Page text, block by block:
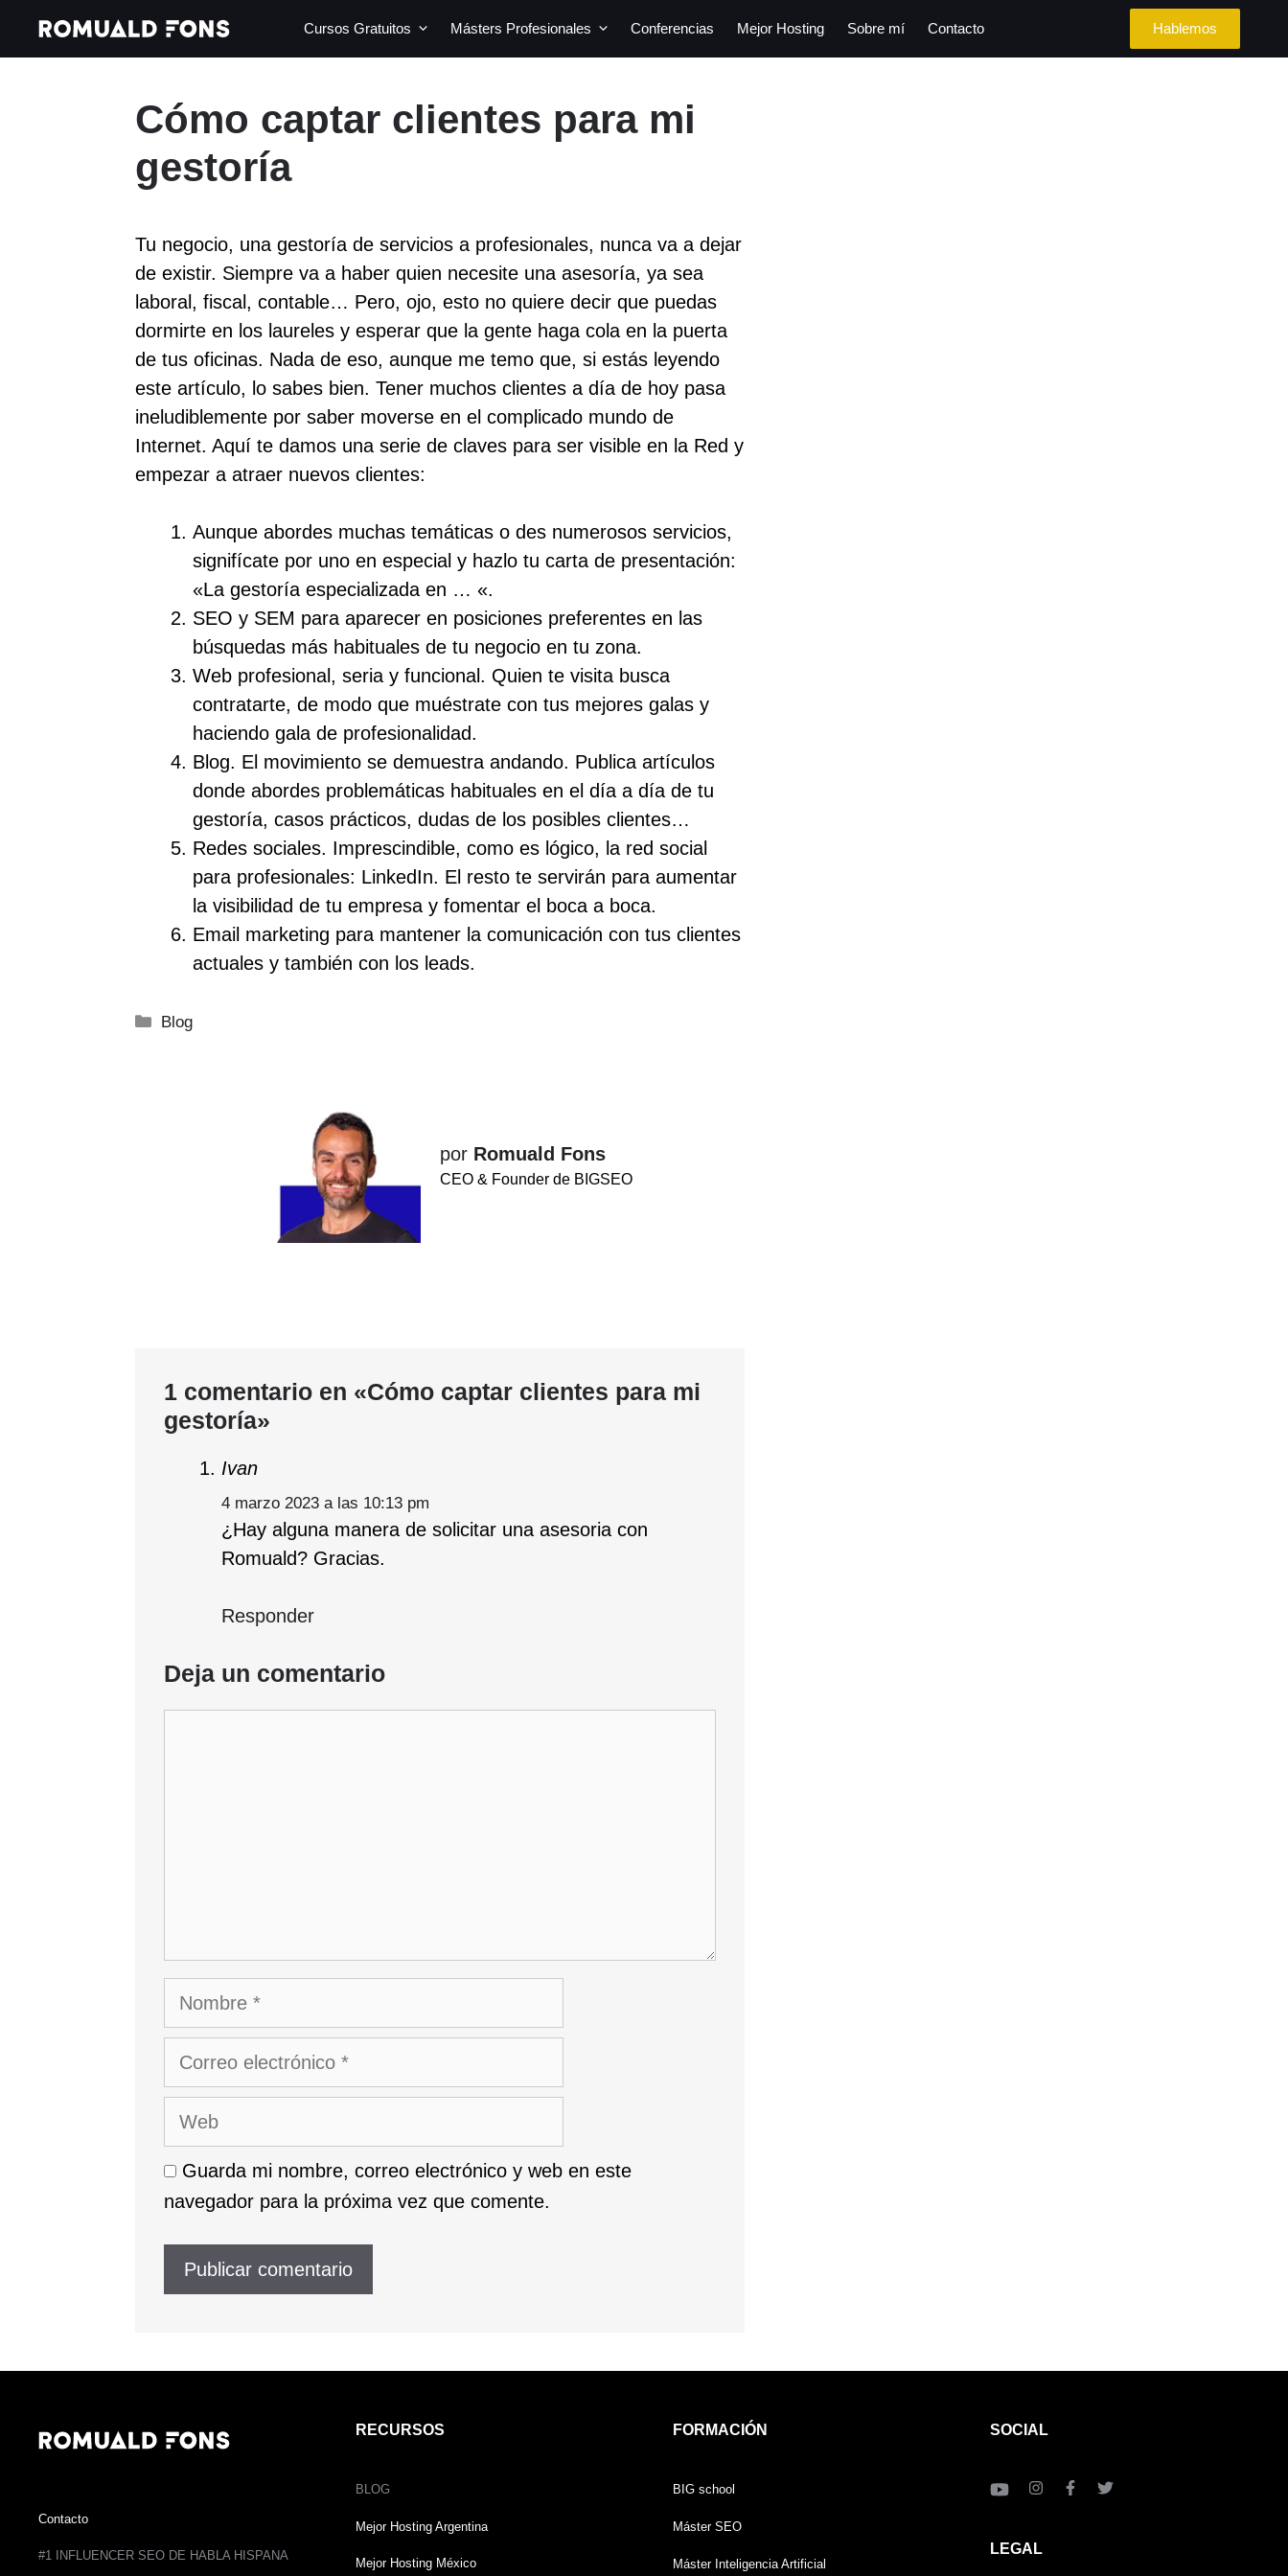
Cursos Gratuitos Másters Profesionales Conferencias Mejor Hosting Sobre mí Contacto Hablemos
Cómo captar clientes para mi
gestoría
Tu negocio, una gestoría de servicios a profesionales, nunca va a dejar
de existir. Siempre va a haber quien necesite una asesoría, ya sea
laboral, fiscal, contable… Pero, ojo, esto no quiere decir que puedas
dormirte en los laureles y esperar que la gente haga cola en la puerta
de tus oficinas. Nada de eso, aunque me temo que, si estás leyendo
este artículo, lo sabes bien. Tener muchos clientes a día de hoy pasa
ineludiblemente por saber moverse en el complicado mundo de
Internet. Aquí te damos una serie de claves para ser visible en la Red y
empezar a atraer nuevos clientes:
Aunque abordes muchas temáticas o des numerosos servicios,
signifícate por uno en especial y hazlo tu carta de presentación:
«La gestoría especializada en … «.
SEO y SEM para aparecer en posiciones preferentes en las
búsquedas más habituales de tu negocio en tu zona.
Web profesional, seria y funcional. Quien te visita busca
contratarte, de modo que muéstrate con tus mejores galas y
haciendo gala de profesionalidad.
Blog. El movimiento se demuestra andando. Publica artículos
donde abordes problemáticas habituales en el día a día de tu
gestoría, casos prácticos, dudas de los posibles clientes…
Redes sociales. Imprescindible, como es lógico, la red social
para profesionales: LinkedIn. El resto te servirán para aumentar
la visibilidad de tu empresa y fomentar el boca a boca.
Email marketing para mantener la comunicación con tus clientes
actuales y también con los leads.
Categorías
Blog
por Romuald Fons
CEO & Founder de BIGSEO
1 comentario en «Cómo captar clientes para mi
gestoría»
Ivan
4 marzo 2023 a las 10:13 pm
¿Hay alguna manera de solicitar una asesoria con
Romuald? Gracias.
Responder
Deja un comentario
Nombre
Correo
Web
Guarda mi nombre, correo electrónico y web en este
navegador para la próxima vez que comente.
Contacto
#1 INFLUENCER SEO DE HABLA HISPANA
RECURSOS
BLOG
Mejor Hosting Argentina
Mejor Hosting México
FORMACIÓN
BIG school
Máster SEO
Máster Inteligencia Artificial
SOCIAL
LEGAL